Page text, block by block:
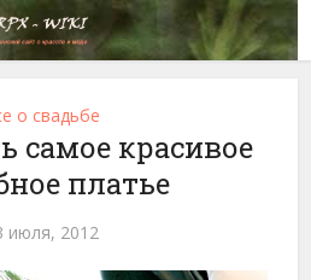
о свадьбе
самое красивое
платье
июля, 2012